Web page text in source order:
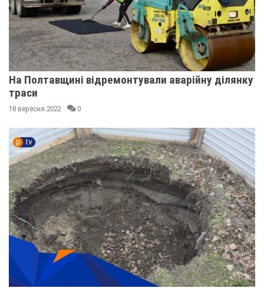
На Полтавщині відремонтували аварійну ділянку
траси
18 вересня 2022 0